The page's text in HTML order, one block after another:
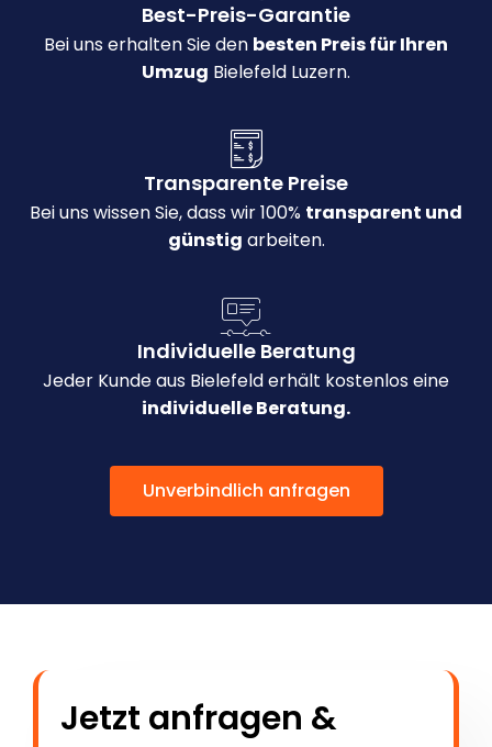
Best-Preis-Garantie
Bei uns erhalten Sie den besten Preis für Ihren
Umzug Bielefeld Luzern.
Transparente Preise
Bei uns wissen Sie, dass wir 100% transparent und
günstig arbeiten.
Individuelle Beratung
Jeder Kunde aus Bielefeld erhält kostenlos eine
individuelle Beratung.
Unverbindlich anfragen
Jetzt anfragen &